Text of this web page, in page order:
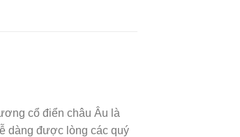
cổ điển châu Âu là
dàng được lòng các quý